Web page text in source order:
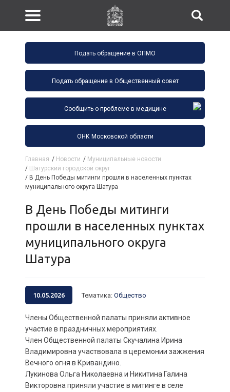
Подать обращение в ОПМО
Подать обращение в Общественный совет
Сообщить о проблеме в медицине
ОНК Московской области
Главная / Новости / Муниципальные новости
/ Шатурский городской округ
/ В День Победы митинги прошли в населенных пунктах
муниципального округа Шатура
В День Победы митинги
прошли в населенных пунктах
муниципального округа
Шатура
10.05.2026 Тематика: Общество
Члены Общественной палаты приняли активное
участие в праздничных мероприятиях.
Член Общественной палаты Скучалина Ирина
Владимировна участвовала в церемонии зажжения
Вечного огня в Кривандино.
Лукинова Ольга Николаевна и Никитина Галина
Викторовна приняли участие в митинге в селе